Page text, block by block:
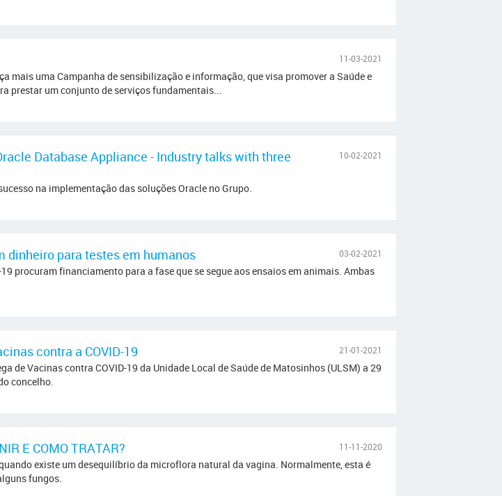
11-03-2021
mais uma Campanha de sensibilização e informação, que visa promover a Saúde e
prestar um conjunto de serviços fundamentais...
10-02-2021
Database Appliance - Industry talks with three
na implementação das soluções Oracle no Grupo.
03-02-2021
dinheiro para testes em humanos
procuram financiamento para a fase que se segue aos ensaios em animais. Ambas
21-01-2021
contra a COVID-19
de Vacinas contra COVID-19 da Unidade Local de Saúde de Matosinhos (ULSM) a 29
concelho.
11-11-2020
E COMO TRATAR?
existe um desequilíbrio da microflora natural da vagina. Normalmente, esta é
fungos.